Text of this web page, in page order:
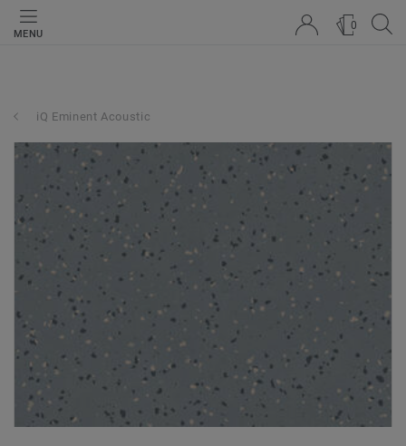
MENU
0
iQ Eminent Acoustic